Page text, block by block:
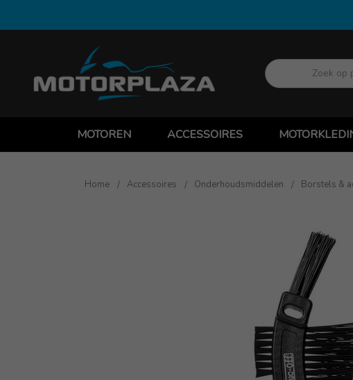
MOTOREN ACCESSOIRES
Home Accessoires Onderhoudsmiddelen Borstels &